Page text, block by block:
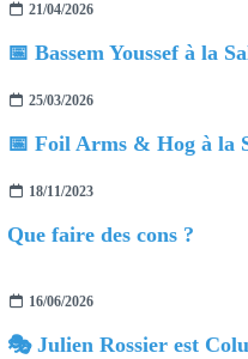
21/04/2026
📅 Bassem Youssef à la
25/03/2026
📅 Foil Arms & Hog à la
18/11/2023
Que faire des cons ?
16/06/2026